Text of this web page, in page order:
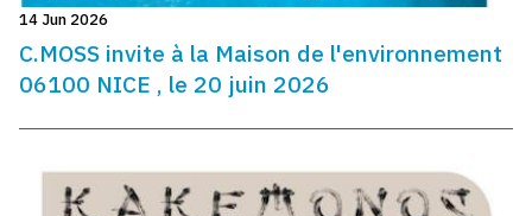
14 Jun 2026
C.MOSS invite à la Maison de l'environnement
06100 NICE , le 20 juin 2026